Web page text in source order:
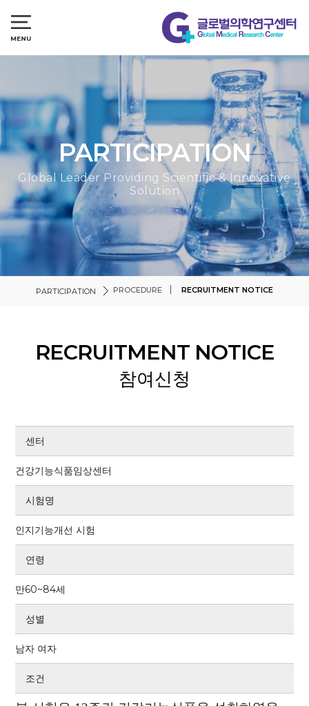
PARTICIPATION
Global Leader Providing Scientific & Innovative
Solution
PARTICIPATION PROCEDURE RECRUITMENT NOTICE
RECRUITMENT NOTICE
참여신청
센터
건강기능식품임상센터
시험명
인지기능개선 시험
연령
만60~84세
성별
남자 여자
조건